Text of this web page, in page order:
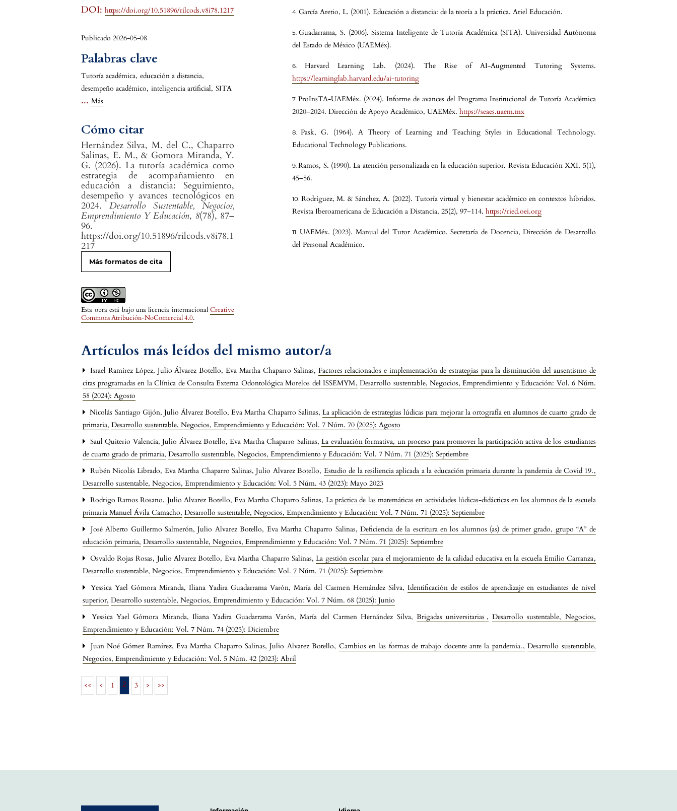
DOI:https://doi.org/10.51896/rilcods.v8i78.1217
Publicado 2026-05-08
Palabras clave
Tutoría académica, educación a distancia,
desempeño académico, inteligencia artificial, SITA
... Más
Cómo citar
Hernández Silva, M. del C., Chaparro
Salinas, E. M., & Gomora Miranda, Y.
G. (2026). La tutoría académica como
estrategia de acompañamiento en
educación a distancia: Seguimiento,
desempeño y avances tecnológicos en
2024.Desarrollo Sustentable, Negocios,
Emprendimiento Y Educación, 8(78), 87–
96.
https://doi.org/10.51896/rilcods.v8i78.1
217
Más formatos de cita
Esta obra está bajo una licencia internacionalCreative
Commons Atribución-NoComercial 4.0.
García Aretio, L. (2001). Educación a distancia: de la teoría a la práctica. Ariel Educación.
Guadarrama, S. (2006). Sistema Inteligente de Tutoría Académica (SITA). Universidad Autónoma
del Estado de México (UAEMéx).
Harvard Learning Lab. (2024). The Rise of AI-Augmented Tutoring Systems.
https://learninglab.harvard.edu/ai-tutoring
ProInsTA-UAEMéx. (2024). Informe de avances del Programa Institucional de Tutoría Académica
2020–2024. Dirección de Apoyo Académico, UAEMéx. https://seaes.uaem.mx
Pask, G. (1964). A Theory of Learning and Teaching Styles in Educational Technology.
Educational Technology Publications.
Ramos, S. (1990). La atención personalizada en la educación superior. Revista Educación XXI, 5(1),
45–56.
Rodríguez, M. & Sánchez, A. (2022). Tutoría virtual y bienestar académico en contextos híbridos.
Revista Iberoamericana de Educación a Distancia, 25(2), 97–114. https://ried.oei.org
UAEMéx. (2023). Manual del Tutor Académico. Secretaría de Docencia, Dirección de Desarrollo
del Personal Académico.
Artículos más leídos del mismo autor/a
Israel Ramírez López, Julio Álvarez Botello, Eva Martha Chaparro Salinas, Factores relacionados e implementación de estrategias para la disminución del ausentismo de
citas programadas en la Clínica de Consulta Externa Odontológica Morelos del ISSEMYM,Desarrollo sustentable, Negocios, Emprendimiento y Educación: Vol. 6 Núm.
58 (2024): Agosto
Nicolás Santiago Gijón, Julio Álvarez Botello, Eva Martha Chaparro Salinas, La aplicación de estrategias lúdicas para mejorar la ortografía en alumnos de cuarto grado de
primaria,Desarrollo sustentable, Negocios, Emprendimiento y Educación: Vol. 7 Núm. 70 (2025): Agosto
Saul Quiterio Valencia, Julio Álvarez Botello, Eva Martha Chaparro Salinas,La evaluación formativa, un proceso para promover la participación activa de los estudiantes
de cuarto grado de primaria,Desarrollo sustentable, Negocios, Emprendimiento y Educación: Vol. 7 Núm. 71 (2025): Septiembre
Rubén Nicolás Librado, Eva Martha Chaparro Salinas, Julio Alvarez Botello, Estudio de la resiliencia aplicada a la educación primaria durante la pandemia de Covid 19.,
Desarrollo sustentable, Negocios, Emprendimiento y Educación: Vol. 5 Núm. 43 (2023): Mayo 2023
Rodrigo Ramos Rosano, Julio Alvarez Botello, Eva Martha Chaparro Salinas, La práctica de las matemáticas en actividades lúdicas-didácticas en los alumnos de la escuela
primaria Manuel Ávila Camacho,Desarrollo sustentable, Negocios, Emprendimiento y Educación: Vol. 7 Núm. 71 (2025): Septiembre
José Alberto Guillermo Salmerón, Julio Alvarez Botello, Eva Martha Chaparro Salinas,Deficiencia de la escritura en los alumnos (as) de primer grado, grupo “A” de
educación primaria,Desarrollo sustentable, Negocios, Emprendimiento y Educación: Vol. 7 Núm. 71 (2025): Septiembre
Osvaldo Rojas Rosas, Julio Alvarez Botello, Eva Martha Chaparro Salinas,La gestión escolar para el mejoramiento de la calidad educativa en la escuela Emilio Carranza,
Desarrollo sustentable, Negocios, Emprendimiento y Educación: Vol. 7 Núm. 71 (2025): Septiembre
Yessica Yael Gómora Miranda, Iliana Yadira Guadarrama Varón, María del Carmen Hernández Silva, Identificación de estilos de aprendizaje en estudiantes de nivel
superior,Desarrollo sustentable, Negocios, Emprendimiento y Educación: Vol. 7 Núm. 68 (2025): Junio
Yessica Yael Gómora Miranda, Iliana Yadira Guadarrama Varón, María del Carmen Hernández Silva,Brigadas universitarias,Desarrollo sustentable, Negocios,
Emprendimiento y Educación: Vol. 7 Núm. 74 (2025): Diciembre
Juan Noé Gómez Ramírez, Eva Martha Chaparro Salinas, Julio Alvarez Botello, Cambios en las formas de trabajo docente ante la pandemia.,Desarrollo sustentable,
Negocios, Emprendimiento y Educación: Vol. 5 Núm. 42 (2023): Abril
<< < 1 2 3 > >>